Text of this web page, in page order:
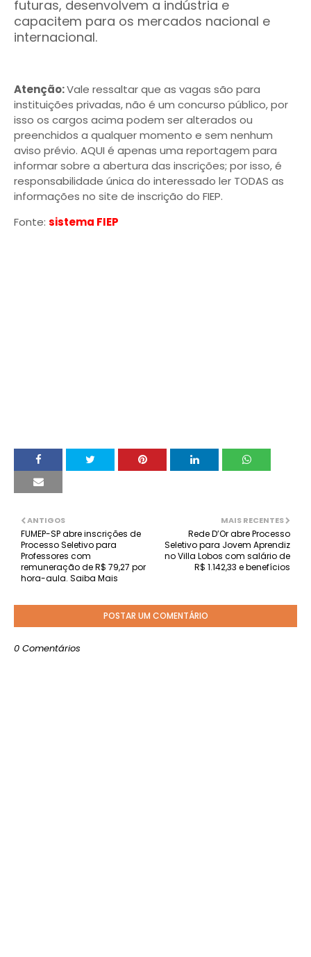
futuras, desenvolvem a indústria e
capacitem para os mercados nacional e
internacional.
Atenção:Vale ressaltar que as vagas são para
instituições privadas, não é um concurso público, por
isso os cargos acima podem ser alterados ou
preenchidos a qualquer momento e sem nenhum
aviso prévio. AQUI é apenas uma reportagem para
informar sobre a abertura das inscrições; por isso, é
responsabilidade única do interessado ler TODAS as
informações no site de inscrição do FIEP.
Fonte: sistema FIEP
MAIS RECENTES
Rede D’Or abre Processo
Seletivo para Jovem Aprendiz
no Villa Lobos com salário de
R$ 1.142,33 e benefícios
ANTIGOS
FUMEP-SP abre inscrições de
Processo Seletivo para
Professores com
remuneração de R$ 79,27 por
hora-aula. Saiba Mais
POSTAR UM COMENTÁRIO
0 Comentários